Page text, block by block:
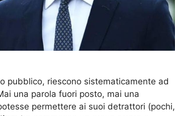
pubblico, riescono sistematicamente ad
una parola fuori posto, mai una
permettere ai suoi detrattori (pochi,